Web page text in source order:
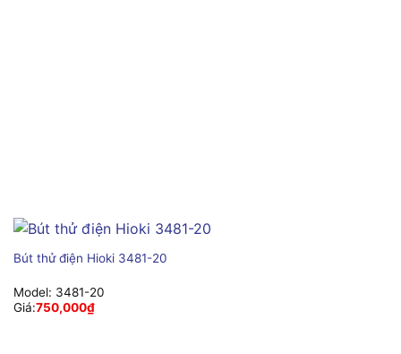
Bút thử điện Hioki 3481-20
Model: 3481-20
Giá:750,000₫